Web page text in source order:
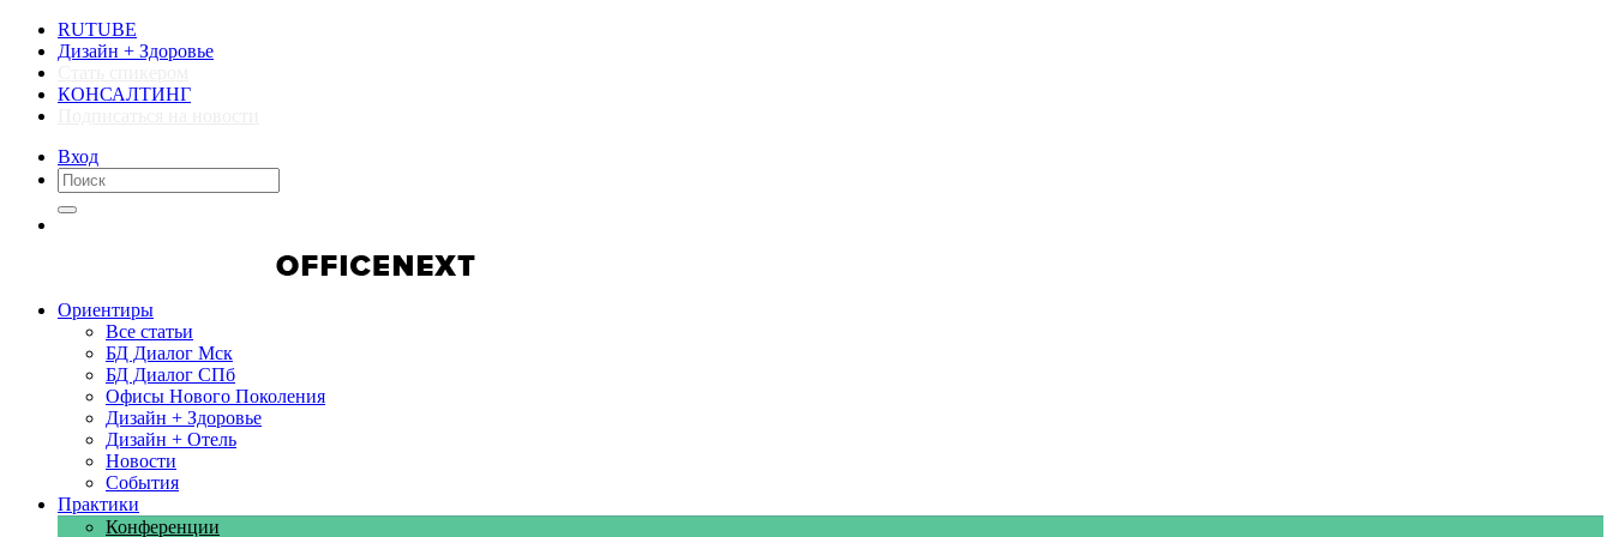
RUTUBE
Дизайн + Здоровье
КОНСАЛТИНГ
Вход
Ориентиры
Все статьи
БД Диалог Мск
БД Диалог СПб
Офисы Нового Поколения
Дизайн + Здоровье
Дизайн + Отель
Новости
События
Практики
Конференции